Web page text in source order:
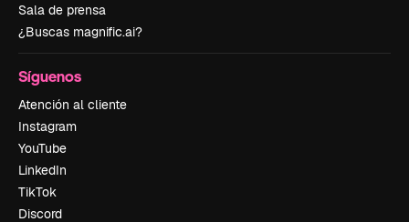
Sala de prensa
¿Buscas magnific.ai?
Síguenos
Atención al cliente
Instagram
YouTube
LinkedIn
TikTok
Discord